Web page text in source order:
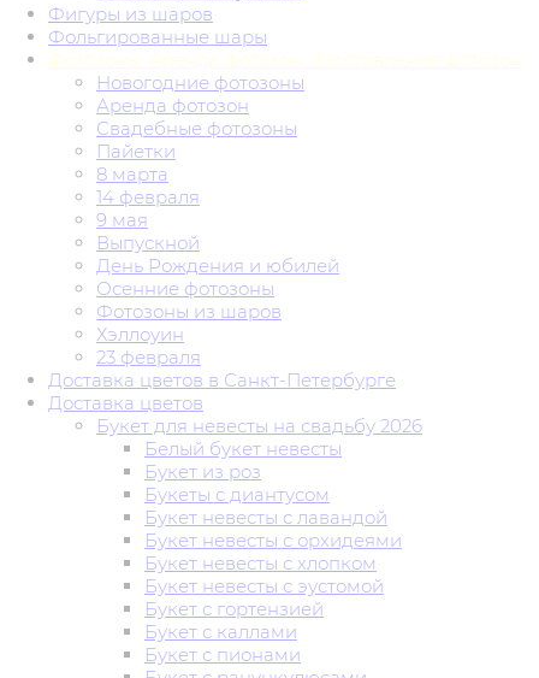
Фигуры из шаров
Фольгированные шары
Фотозоны. Аренда фотозон. Изготовление фотозон
Новогодние фотозоны
Аренда фотозон
Свадебные фотозоны
Пайетки
8 марта
14 февраля
9 мая
Выпускной
День Рождения и юбилей
Осенние фотозоны
Фотозоны из шаров
Хэллоуин
23 февраля
Доставка цветов в Санкт-Петербурге
Доставка цветов
Букет для невесты на свадьбу 2026
Белый букет невесты
Букет из роз
Букеты с диантусом
Букет невесты с лавандой
Букет невесты с орхидеями
Букет невесты с хлопком
Букет невесты с эустомой
Букет с гортензией
Букет с каллами
Букет с пионами